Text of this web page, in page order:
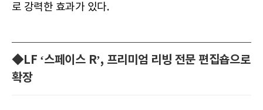
로 강력한 효과가 있다.
◆LF ‘스페이스 R’, 프리미엄 리빙 전문 편집숍으로
확장